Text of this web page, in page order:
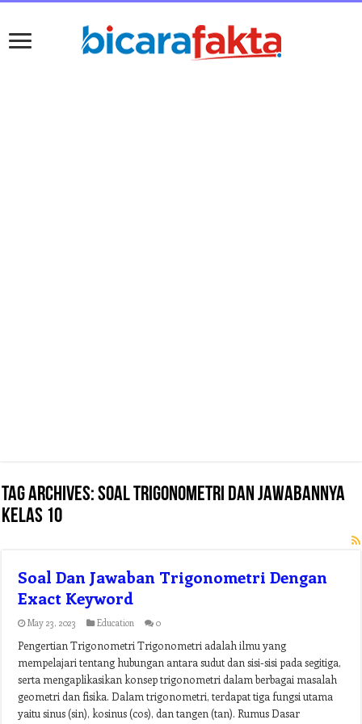
Tag Archives:soal trigonometri dan jawabannya
kelas 10
Soal Dan Jawaban Trigonometri Dengan
Exact Keyword
May 23, 2023 Education 0
Pengertian Trigonometri Trigonometri adalah ilmu yang
mempelajari tentang hubungan antara sudut dan sisi-sisi pada segitiga,
serta mengaplikasikan konsep trigonometri dalam berbagai masalah
geometri dan fisika. Dalam trigonometri, terdapat tiga fungsi utama
yaitu sinus (sin), kosinus (cos), dan tangen (tan). Rumus Dasar